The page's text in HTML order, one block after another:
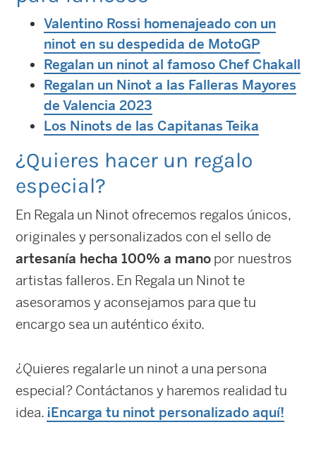
Valentino Rossi homenajeado con un
ninot en su despedida de MotoGP
Regalan un ninot al famoso Chef Chakall
Regalan un Ninot a las Falleras Mayores
de Valencia 2023
Los Ninots de las Capitanas Teika
¿Quieres hacer un regalo
especial?
En Regala un Ninot ofrecemos regalos únicos,
originales y personalizados con el sello de
artesanía hecha 100% a mano por nuestros
artistas falleros. En Regala un Ninot te
asesoramos y aconsejamos para que tu
encargo sea un auténtico éxito.
¿Quieres regalarle un ninot a una persona
especial? Contáctanos y haremos realidad tu
idea. ¡Encarga tu ninot personalizado aquí!